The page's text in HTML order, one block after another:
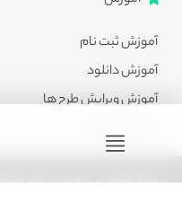
آموزش ثبت نام
آموزش دانلود
آموزش ویرایش طرح ها
مشاهده همه
کلیه حقوق این سایت نزد پالت